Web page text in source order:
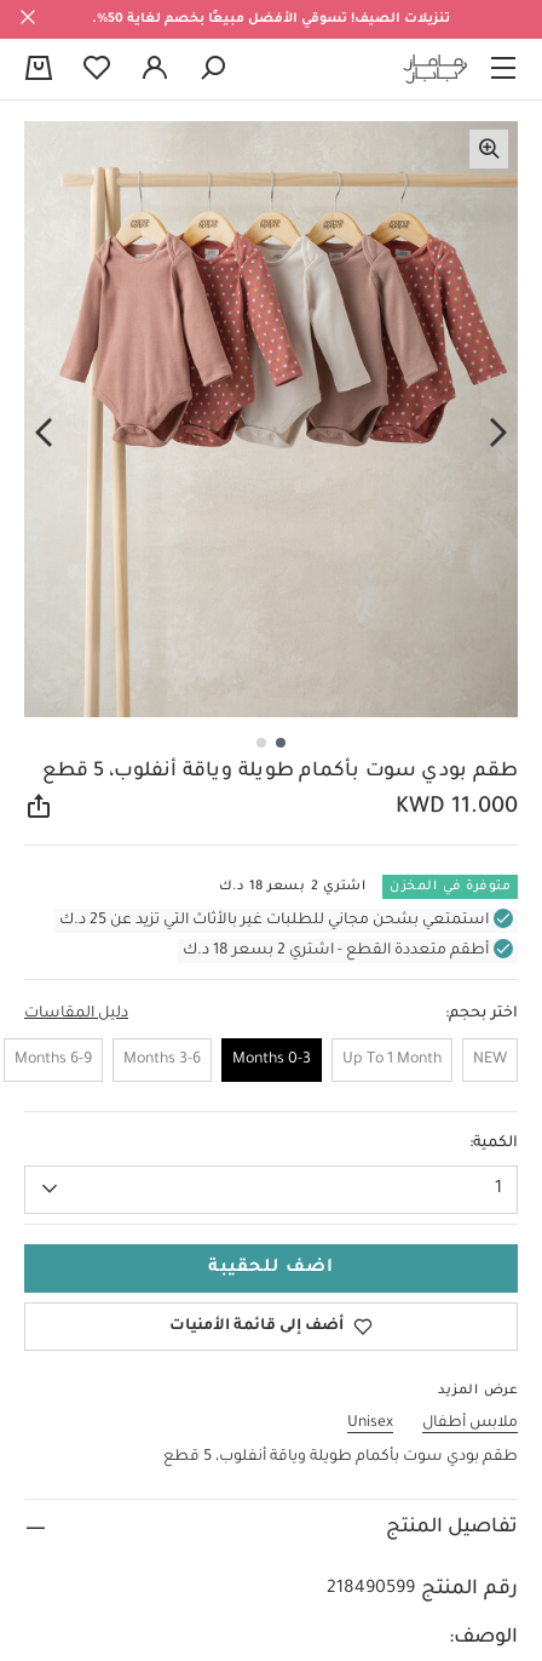
تنزيلات الصيف! تسوقي الأفضل مبيعًا بخصم لغاية 50%.
طقم بودي سوت بأكمام طويلة وياقة أنفلوب، 5 قطع
KWD 11.000
متوفرة في المخزن اشتري 2 بسعر 18 د.ك
استمتعي بشحن مجاني للطلبات غير بالأثاث التي تزيد عن 25 د.ك
أطقم متعددة القطع - اشتري 2 بسعر 18 د.ك
اختر بحجم: دليل المقاسات
NEW
Up To 1 Month
0-3 Months
3-6 Months
6-9 Months
الكمية:
1
اضف للحقيبة
أضف إلى قائمة الأمنيات
عرض المزيد
ملابس أطفال
Unisex
طقم بودي سوت بأكمام طويلة وياقة أنفلوب، 5 قطع
تفاصيل المنتج
رقم المنتج 218490599
الوصف: